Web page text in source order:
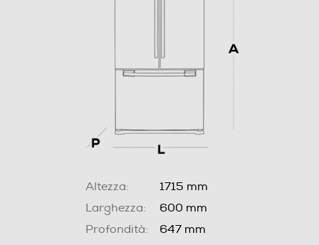
Altezza:
1715 mm
Larghezza:
600 mm
Profondità:
647 mm